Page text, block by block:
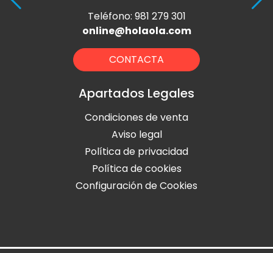
Teléfono: 981 279 301
online@holaola.com
CONTACTA
Apartados Legales
Condiciones de venta
Aviso legal
Política de privacidad
Política de cookies
Configuración de Cookies